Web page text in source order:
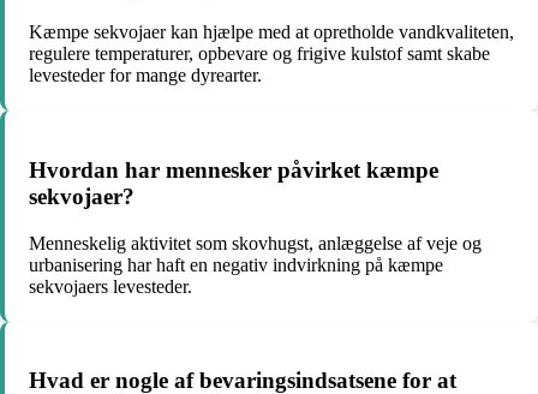
Kæmpe sekvojaer kan hjælpe med at opretholde vandkvaliteten,
regulere temperaturer, opbevare og frigive kulstof samt skabe
levesteder for mange dyrearter.
Hvordan har mennesker påvirket kæmpe
sekvojaer?
Menneskelig aktivitet som skovhugst, anlæggelse af veje og
urbanisering har haft en negativ indvirkning på kæmpe
sekvojaers levesteder.
Hvad er nogle af bevaringsindsatsene for at